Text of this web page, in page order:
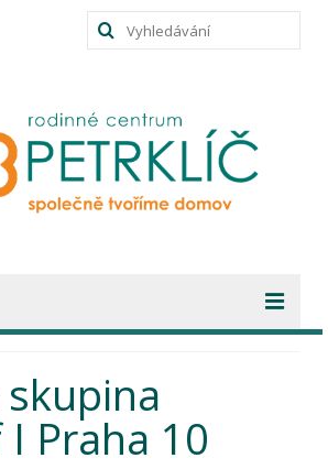
Výsledky
pro:
Praha 10